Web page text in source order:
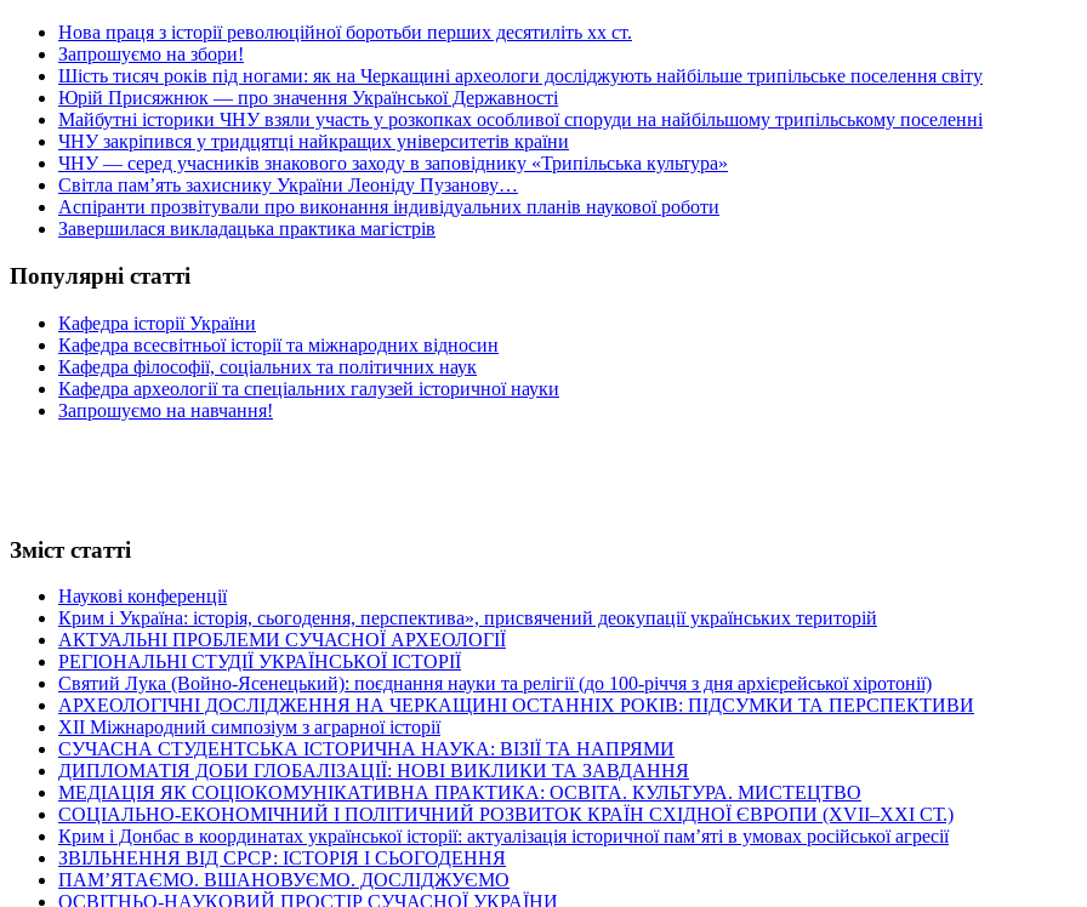
Нова праця з історії революційної боротьби перших десятиліть хх ст.
Запрошуємо на збори!
Шість тисяч років під ногами: як на Черкащині археологи досліджують найбільше трипільське поселення світу
Юрій Присяжнюк — про значення Української Державності
Майбутні історики ЧНУ взяли участь у розкопках особливої споруди на найбільшому трипільському поселенні
ЧНУ закріпився у тридцятці найкращих університетів країни
ЧНУ — серед учасників знакового заходу в заповіднику «Трипільська культура»
Світла пам’ять захиснику України Леоніду Пузанову…
Аспіранти прозвітували про виконання індивідуальних планів наукової роботи
Завершилася викладацька практика магістрів
Популярні статті
Кафедра історії України
Кафедра всесвітньої історії та міжнародних відносин
Кафедра філософії, соціальних та політичних наук
Кафедра археології та спеціальних галузей історичної науки
Запрошуємо на навчання!
Зміст статті
Наукові конференції
Крим і Україна: історія, сьогодення, перспектива», присвячений деокупації українських територій
АКТУАЛЬНІ ПРОБЛЕМИ СУЧАСНОЇ АРХЕОЛОГІЇ
РЕГІОНАЛЬНІ СТУДІЇ УКРАЇНСЬКОЇ ІСТОРІЇ
Святий Лука (Войно-Ясенецький): поєднання науки та релігії (до 100-річчя з дня архієрейської хіротонії)
АРХЕОЛОГІЧНІ ДОСЛІДЖЕННЯ НА ЧЕРКАЩИНІ ОСТАННІХ РОКІВ: ПІДСУМКИ ТА ПЕРСПЕКТИВИ
ХІІ Міжнародний симпозіум з аграрної історії
СУЧАСНА СТУДЕНТСЬКА ІСТОРИЧНА НАУКА: ВІЗІЇ ТА НАПРЯМИ
ДИПЛОМАТІЯ ДОБИ ГЛОБАЛІЗАЦІЇ: НОВІ ВИКЛИКИ ТА ЗАВДАННЯ
МЕДІАЦІЯ ЯК СОЦІОКОМУНІКАТИВНА ПРАКТИКА: ОСВІТА. КУЛЬТУРА. МИСТЕЦТВО
СОЦІАЛЬНО-ЕКОНОМІЧНИЙ І ПОЛІТИЧНИЙ РОЗВИТОК КРАЇН СХІДНОЇ ЄВРОПИ (ХVІІ–ХХІ СТ.)
Крим і Донбас в координатах української історії: актуалізація історичної пам’яті в умовах російської агресії
ЗВІЛЬНЕННЯ ВІД СРСР: ІСТОРІЯ І СЬОГОДЕННЯ
ПАМ’ЯТАЄМО. ВШАНОВУЄМО. ДОСЛІДЖУЄМО
ОСВІТНЬО-НАУКОВИЙ ПРОСТІР СУЧАСНОЇ УКРАЇНИ